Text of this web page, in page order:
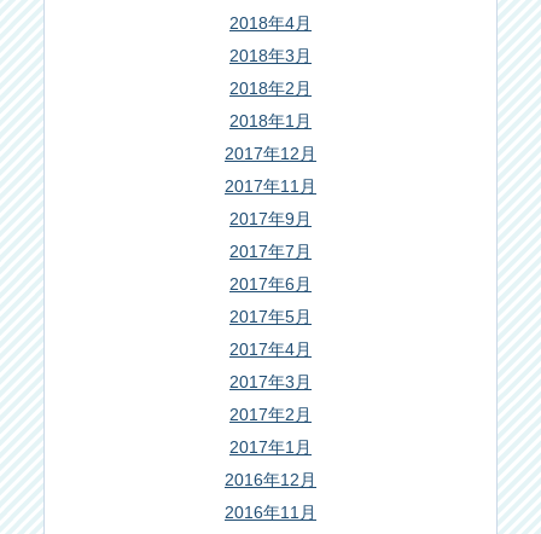
2018年4月
2018年3月
2018年2月
2018年1月
2017年12月
2017年11月
2017年9月
2017年7月
2017年6月
2017年5月
2017年4月
2017年3月
2017年2月
2017年1月
2016年12月
2016年11月